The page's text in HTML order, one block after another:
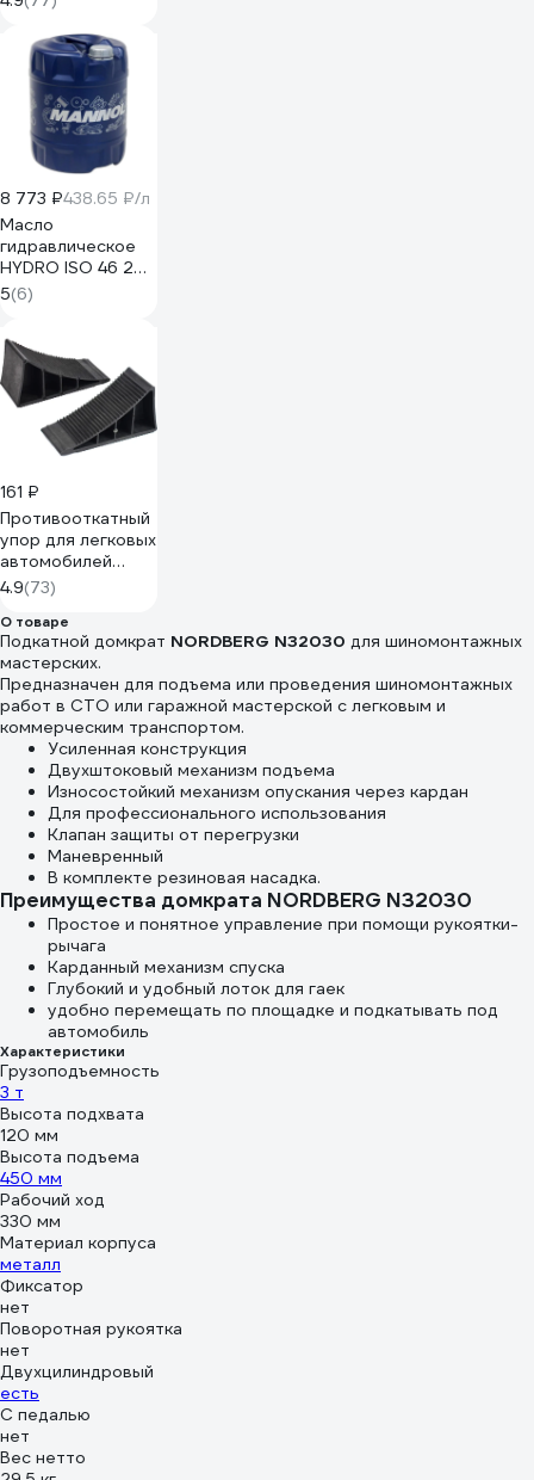
ЭКСПЕРТ 27525-
8 773 ₽438.65 ₽/л
Масло
гидравлическое
HYDRO ISO 46 20
л MANNOL 1928
5(6)
161 ₽
Противооткатный
упор для легковых
автомобилей
Partex 80 мм,
комплект 2 шт.
НФ-00002421
4.9(73)
О товаре
Подкатной домкрат NORDBERG N32030 для шиномонтажных
мастерских.
Предназначен для подъема или проведения шиномонтажных
работ в СТО или гаражной мастерской с легковым и
коммерческим транспортом.
Усиленная конструкция
Двухштоковый механизм подъема
Износостойкий механизм опускания через кардан
Для профессионального использования
Клапан защиты от перегрузки
Маневренный
В комплекте резиновая насадка.
Преимущества домкрата NORDBERG N32030
Простое и понятное управление при помощи рукоятки-
рычага
Карданный механизм спуска
Глубокий и удобный лоток для гаек
удобно перемещать по площадке и подкатывать под
автомобиль
Характеристики
Грузоподъемность
3 т
Высота подхвата
120 мм
Высота подъема
450 мм
Рабочий ход
330 мм
Материал корпуса
металл
Фиксатор
нет
Поворотная рукоятка
нет
Двухцилиндровый
есть
С педалью
нет
Вес нетто